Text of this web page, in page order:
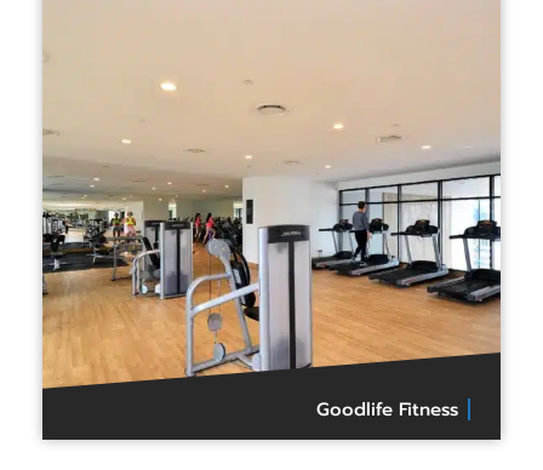
Goodlife Fitness